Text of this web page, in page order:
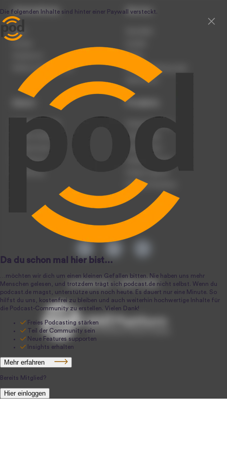
Unternehmen
Team
Werben auf podcast.de
Service
Presse
Nutzungsbedingungen
Datenschutz
Podcast anmelden
Podcast hochladen
Podcast-Events
Registrierung
Anmeldung
Produkte
Podcast-Beratung
Podcast-Jobs
Podcast-Push
Podcast-Werbung
Podcast-Agentur
Podcast-Produktion
podcast.de ~ 2004-2026